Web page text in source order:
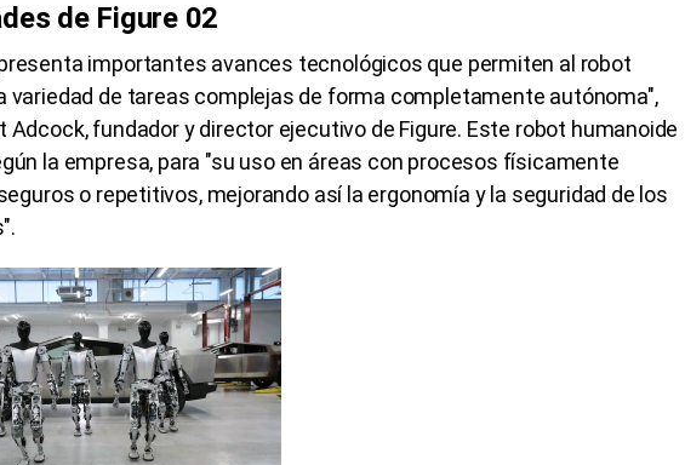
de Figure 02
presenta importantes avances tecnológicos que permiten al robot
variedad de tareas complejas de forma completamente autónoma",
Adcock, fundador y director ejecutivo de Figure. Este robot humanoide
la empresa, para "su uso en áreas con procesos físicamente
o repetitivos, mejorando así la ergonomía y la seguridad de los